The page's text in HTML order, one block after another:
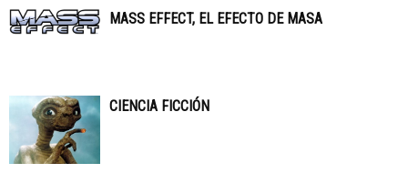
MASS EFFECT, EL EFECTO DE MASA
CIENCIA FICCIÓN